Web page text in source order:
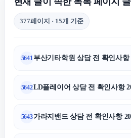
377페이지 · 15개 기준
5641 부산기타학원 상담 전 확인사항
5642LD플레이어 상담 전 확인사항
5643가라지밴드 상담 전 확인사항